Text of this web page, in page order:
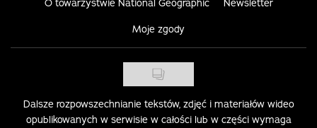
O towarzystwie National Geographic Newsletter
Moje zgody
Dalsze rozpowszechnianie tekstów, zdjęć i materiałów wideo
opublikowanych w serwisie w całości lub w części wymaga